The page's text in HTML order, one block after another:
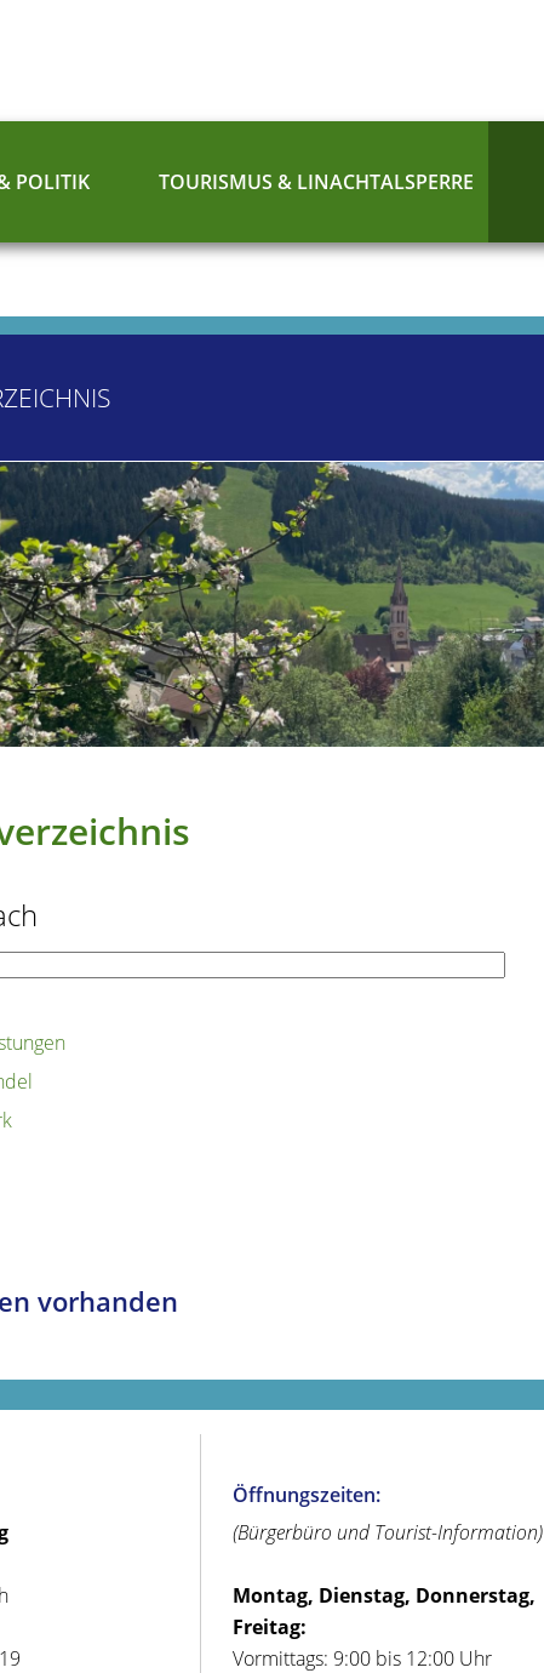
POLITIK TOURISMUS & LINACHTALSPERRE
vorhanden
Öffnungszeiten:
(Bürgerbüro und Tourist-Information)
Montag, Dienstag, Donnerstag,
Freitag:
Vormittags: 9:00 bis 12:00 Uhr